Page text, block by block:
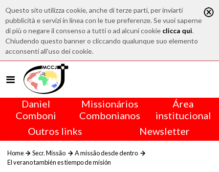
Questo sito utilizza cookie, anche di terze parti, per inviarti
pubblicità e servizi in linea con le tue preferenze. Se vuoi saperne
di più o negare il consenso a tutti o ad alcuni cookie clicca qui.
Chiudendo questo banner o cliccando qualunque suo elemento
acconsenti all'uso dei cookie.
Daniel
Comboni
Missionários
Combonianos
Área
institucional
Outros links
Newsletter
Home Secr. Missão
A missão desde dentro
El verano también es tiempo de misión